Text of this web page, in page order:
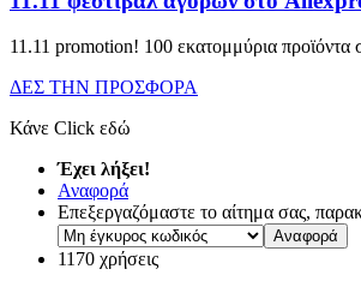
11.11 promotion! 100 εκατομμύρια προϊόντα
ΔΕΣ ΤΗΝ ΠΡΟΣΦΟΡΑ
Κάνε Click εδώ
Έχει λήξει!
Αναφορά
Επεξεργαζόμαστε το αίτημα σας,
1170 χρήσεις